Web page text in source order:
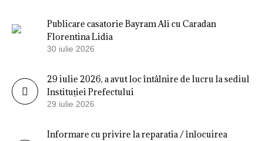
Publicare casatorie Bayram Ali cu Caradan
Florentina Lidia
30 iulie 2026
29 iulie 2026, a avut loc întâlnire de lucru la sediul
Instituției Prefectului
29 iulie 2026
Informare cu privire la reparatia / înlocuirea